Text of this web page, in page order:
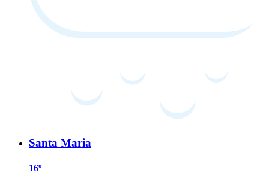
Santa Maria
16º